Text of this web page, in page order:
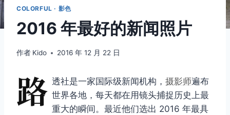
COLORFUL · 影色
2016 年最好的新闻照片
作者 Kido 2016 年 12 月 22 日
路 透社是一家国际级新闻机构， 摄影师遍布
世界各地，每天都在用镜头捕捉历史上最
重大的瞬间。最近他们选出 2016 年最具